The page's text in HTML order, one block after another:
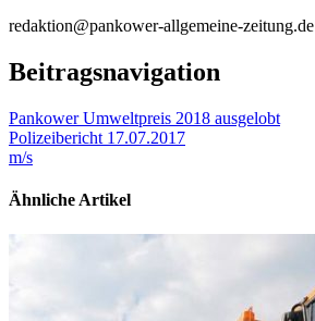
redaktion@pankower-allgemeine-zeitung.de
Beitragsnavigation
Pankower Umweltpreis 2018 ausgelobt
Polizeibericht 17.07.2017
m/s
Ähnliche Artikel